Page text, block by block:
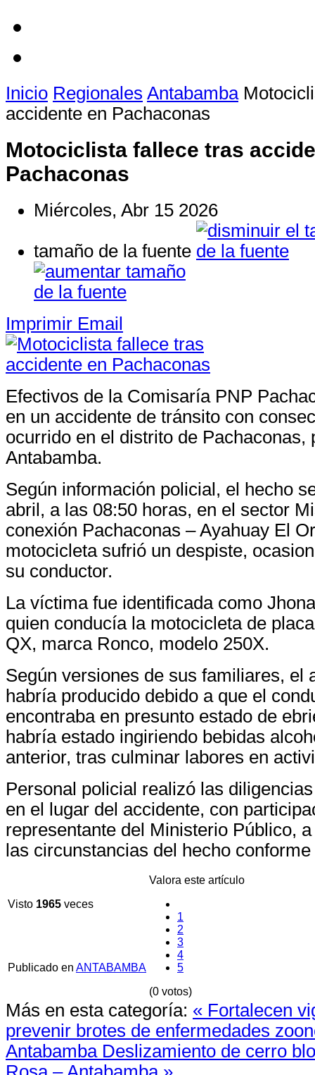
Inicio Regionales Antabamba
accidente en Pachaconas
Motociclista fallece tras
Pachaconas
Miércoles, Abr 15 2026
tamaño de la fuente
Imprimir Email
Efectivos de la Comisaría PNP
en un accidente de tránsito con
ocurrido en el distrito de Pachaconas,
Antabamba.
Según información policial, el hecho
abril, a las 08:50 horas, en el sector
conexión Pachaconas – Ayahuay El
motocicleta sufrió un despiste,
su conductor.
La víctima fue identificada como
quien conducía la motocicleta de
QX, marca Ronco, modelo 250X.
Según versiones de sus familiares, el
habría producido debido a que el
encontraba en presunto estado de
habría estado ingiriendo bebidas
anterior, tras culminar labores en
Personal policial realizó las
en el lugar del accidente, con
representante del Ministerio Público,
las circunstancias del hecho conforme
Visto 1965 veces
Valora este artículo
1
2
3
4
5
(0 votos)
Publicado en ANTABAMBA
Más en esta categoría: « Fortalecen
prevenir brotes de enfermedades
Antabamba Deslizamiento de cerro